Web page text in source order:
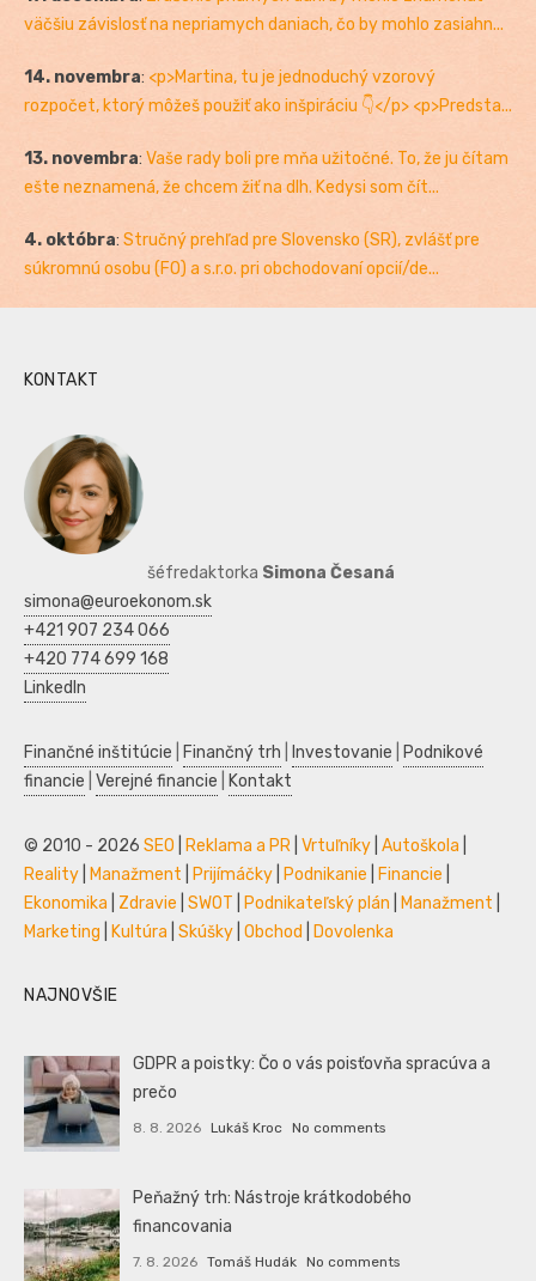
väčšiu závislosť na nepriamych daniach, čo by mohlo zasiahn...
14. novembra: <p>Martina, tu je jednoduchý vzorový
rozpočet, ktorý môžeš použiť ako inšpiráciu 👇</p> <p>Predsta...
13. novembra: Vaše rady boli pre mňa užitočné. To, že ju čítam
ešte neznamená, že chcem žiť na dlh. Kedysi som čít...
4. októbra: Stručný prehľad pre Slovensko (SR), zvlášť pre
súkromnú osobu (FO) a s.r.o. pri obchodovaní opcií/de...
KONTAKT
šéfredaktorka Simona Česaná
simona@euroekonom.sk
+421 907 234 066
+420 774 699 168
LinkedIn
Finančné inštitúcie Finančný trh Investovanie
Podnikové
financie Verejné financie Kontakt
© 2010 - 2026 SEO Reklama a PR Vrtuľníky Autoškola
Reality
Manažment Prijímáčky Podnikanie Financie
Ekonomika
Zdravie SWOT Podnikateľský plán Manažment
Marketing
Kultúra Skúšky Obchod Dovolenka
NAJNOVŠIE
GDPR a poistky: Čo o vás poisťovňa spracúva a
prečo
8. 8. 2026 Lukáš Kroc No comments
Peňažný trh: Nástroje krátkodobého
financovania
7. 8. 2026 Tomáš Hudák No comments